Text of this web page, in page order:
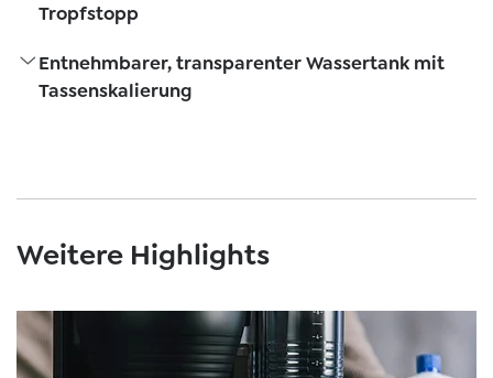
Tropfstopp
Entnehmbarer, transparenter Wassertank mit
Tassenskalierung
Weitere Highlights